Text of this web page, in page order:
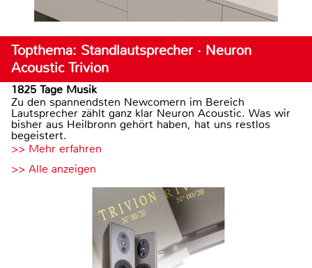
Topthema: Standlautsprecher · Neuron
Acoustic Trivion
1825 Tage Musik
Zu den spannendsten Newcomern im Bereich
Lautsprecher zählt ganz klar Neuron Acoustic. Was wir
bisher aus Heilbronn gehört haben, hat uns restlos
begeistert.
>> Mehr erfahren
>> Alle anzeigen